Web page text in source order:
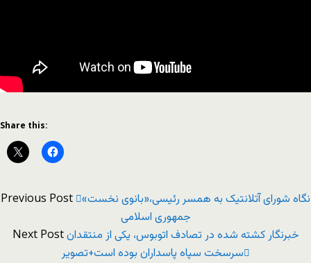
Share this:
Previous Post نگاه شورای آتلانتیک به همسر رئیسی،«بانوی نخست»
جمهوری اسلامی
Next Postخبرنگار کشته شده در تصادف اتوبوس، یکی از منتقدان
سرسخت سپاه پاسداران بوده است+تصویر